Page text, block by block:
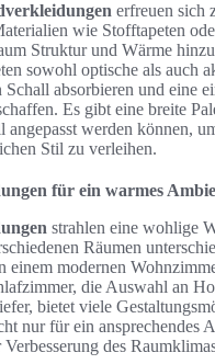
erfreuen sich
wie Stofftapeten
Struktur und Wärme
sowohl optische als auch
Schall absorbieren und eine
Es gibt eine breite
werden können,
Stil zu verleihen.
für ein warmes
strahlen eine wohlige
Räumen
einem modernen
die Auswahl an
bietet viele
nur für ein ansprechendes
des